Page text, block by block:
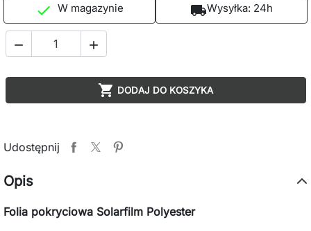
 W magazynie local_shippingWysyłka: 24h
 
 DODAJ DO KOSZYKA
Udostępnij
Opis
Folia pokryciowa Solarfilm Polyester